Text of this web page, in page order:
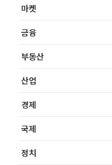
마켓
금융
부동산
산업
경제
국제
정치